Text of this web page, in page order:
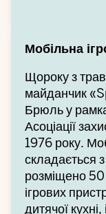
Мобільна
Щороку з
майданчик
Брюль у
Асоціації
1976 року.
складається
розміщено 50
ігрових
дитячої